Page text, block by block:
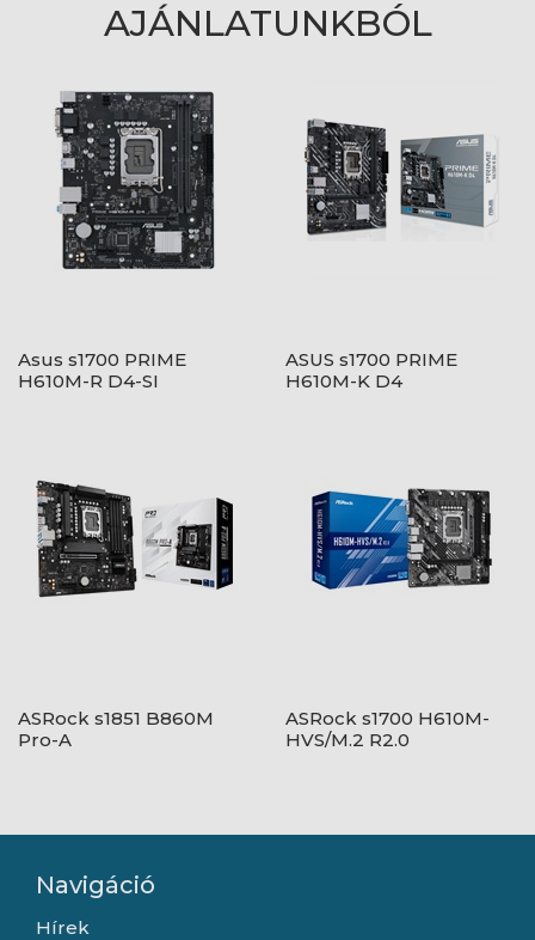
AJÁNLATUNKBÓL
Asus s1700 PRIME
H610M-R D4-SI
ASUS s1700 PRIME
H610M-K D4
ASRock s1851 B860M
Pro-A
ASRock s1700 H610M-
HVS/M.2 R2.0
Navigáció
Hírek